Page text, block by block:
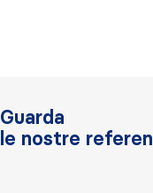
Guarda
le nostre